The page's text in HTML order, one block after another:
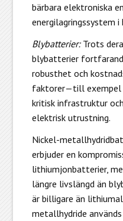
bärbara elektroniska
energilagringssystem i
Blybatterier:Trots
blybatterier
robusthet och
faktorer—till exempel
kritisk infrastruktur
elektrisk utrustning.
Nickel-
erbjuder en
lithiumjonbatterier,
längre livslängd än
är billigare än
metallhydride